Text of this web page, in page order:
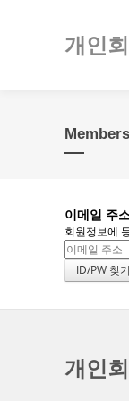
개인
이메일 주
회원정보에
개인